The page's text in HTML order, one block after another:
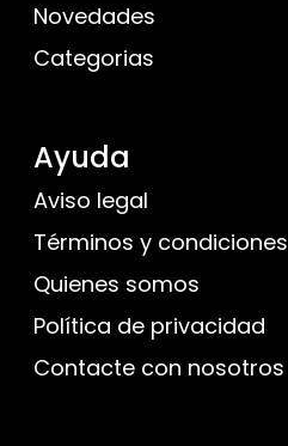
Novedades
Categorias
Ayuda
Aviso legal
Términos y condiciones
Quienes somos
Política de privacidad
Contacte con nosotros